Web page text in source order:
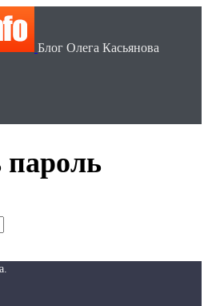
Блог Олега Касьянова